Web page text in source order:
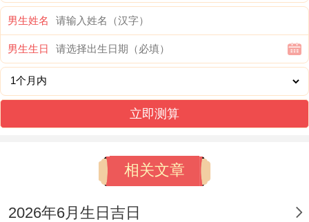
农历九月二十八）、11月16日（星期一,农
历十月初八）、11月22日（星期日；农历十
月十四）、11月25日（星期三，农历十月十
七）、11月26日（星期四,农历十月十八）
同11月29日（星期日,农历十月二十一）。
之分，还综合了星宿值日、五行属性、冲煞
男生姓名
男生生日
立即测算
相关文章
2026年6月生日吉日